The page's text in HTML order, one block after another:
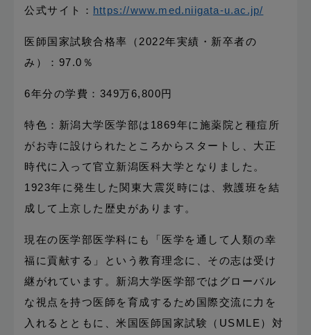
公式サイト： https://www.med.niigata-u.ac.jp/
医師国家試験合格率（2022年実績・新卒者の
み）：97.0％
6年分の学費：349万6,800円
特色：新潟大学医学部は1869年に施薬院と種痘所
がお寺に設けられたところからスタートし、大正
時代に入って官立新潟医科大学となりました。
1923年に発生した関東大震災時には、救護班を結
成して上京した歴史があります。
現在の医学部医学科にも「医学を通して人類の幸
福に貢献する」という教育理念に、その志は受け
継がれています。新潟大学医学部ではグローバル
な視点を持つ医師を育成するため国際交流に力を
入れるとともに、米国医師国家試験（USMLE）対